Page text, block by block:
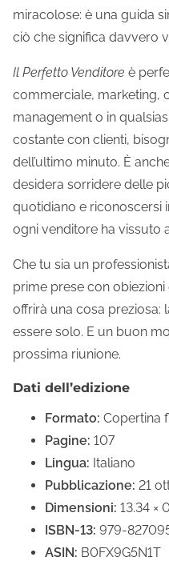
miracolose: è una guida
ciò che significa davvero
Il Perfetto Venditore è
commerciale, marketing,
management o in
costante con clienti,
dell’ultimo minuto. È
desidera sorridere delle
quotidiano e riconoscersi
ogni venditore ha vissuto
Che tu sia un
prime prese con
offrirà una cosa preziosa:
essere solo. E un buon
prossima riunione.
Dati dell’edizione
Formato: Copertina
Pagine: 107
Lingua: Italiano
Pubblicazione: 21
Dimensioni: 13.34 ×
ISBN-13: 979-
ASIN: B0FX9G5N1T